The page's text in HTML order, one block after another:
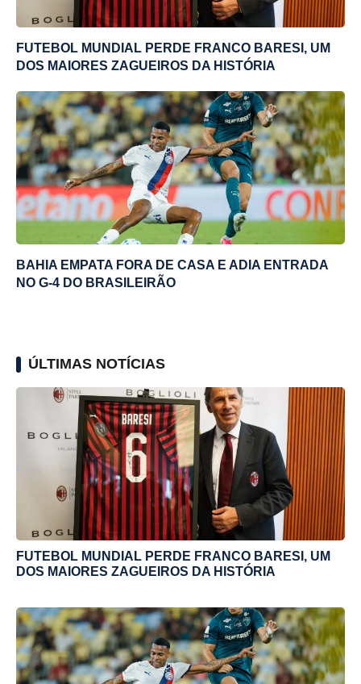
FUTEBOL MUNDIAL PERDE FRANCO BARESI, UM
DOS MAIORES ZAGUEIROS DA HISTÓRIA
BAHIA EMPATA FORA DE CASA E ADIA ENTRADA
NO G-4 DO BRASILEIRÃO
ÚLTIMAS NOTÍCIAS
FUTEBOL MUNDIAL PERDE FRANCO BARESI, UM
DOS MAIORES ZAGUEIROS DA HISTÓRIA